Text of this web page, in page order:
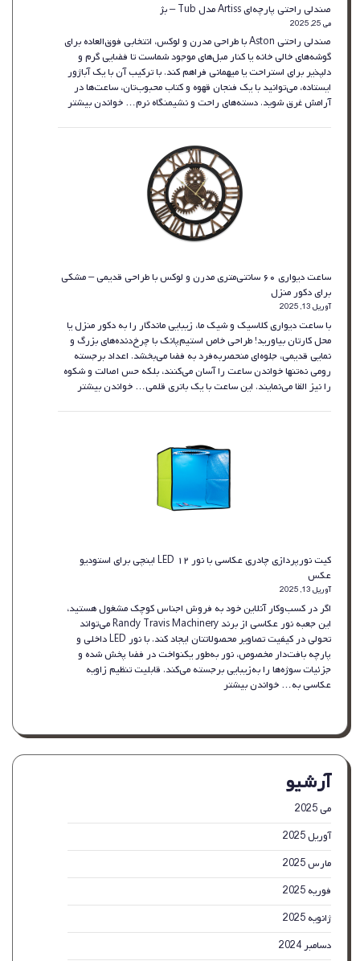
صندلی راحتی پارچه‌ای Artiss مدل Tub – بژ
می 25, 2025
صندلی راحتی Aston با طراحی مدرن و لوکس، انتخابی فوق‌العاده برای
گوشه‌های خالی خانه یا کنار مبل‌های موجود شماست تا فضایی گرم و
دلپذیر برای استراحت یا میهمانی فراهم کند. با ترکیب آن با یک آباژور
ایستاده، می‌توانید با یک فنجان قهوه و کتاب محبوب‌تان، ساعت‌ها در
آرامش غرق شوید. دسته‌های راحت و نشیمنگاه نرم… خواندن بیشتر
راحتی
ساعت دیواری ۶۰ سانتی‌متری مدرن و لوکس با طراحی قدیمی – مشکی
برای دکور منزل
آوریل 13, 2025
با ساعت دیواری کلاسیک و شیک ما، زیبایی ماندگار را به دکور منزل یا
محل کارتان بیاورید! طراحی خاص استیم‌پانک با چرخ‌دنده‌های بزرگ و
نمایی قدیمی، جلوه‌ای منحصربه‌فرد به فضا می‌بخشد. اعداد برجسته
رومی نه‌تنها خواندن ساعت را آسان می‌کنند، بلکه حس اصالت و شکوه
را نیز القا می‌نمایند. این ساعت با یک باتری قلمی… خواندن بیشتر
دیواری
منزل
کیت نورپردازی چادری عکاسی با نور LED ۱۲ اینچی برای استودیو
عکس
آوریل 13, 2025
اگر در کسب‌وکار آنلاین خود به فروش اجناس کوچک مشغول هستید،
این جعبه نور عکاسی از برند Randy Travis Machinery می‌تواند
تحولی در کیفیت تصاویر محصولاتتان ایجاد کند. با نور LED داخلی و
پارچه بافت‌دار مخصوص، نور به‌طور یکنواخت در فضا پخش شده و
جزئیات سوژه‌ها را به‌زیبایی برجسته می‌کند. قابلیت تنظیم زاویه
عکاسی به… خواندن بیشتر
با
اینچی
استودیو
آرشیو
می 2025
آوریل 2025
مارس 2025
فوریه 2025
ژانویه 2025
دسامبر 2024